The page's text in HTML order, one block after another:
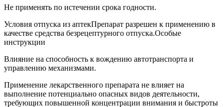
Не применять по истечении срока годности.
Условия отпуска из аптекПрепарат разрешен к применению в
качестве средства безрецептурного отпуска.Особые
инструкции
Влияние на способность к вождению автотранспорта и
управлению механизмами.
Применение лекарственного препарата не влияет на
выполнение потенциально опасных видов деятельности,
требующих повышенной концентрации внимания и быстроты